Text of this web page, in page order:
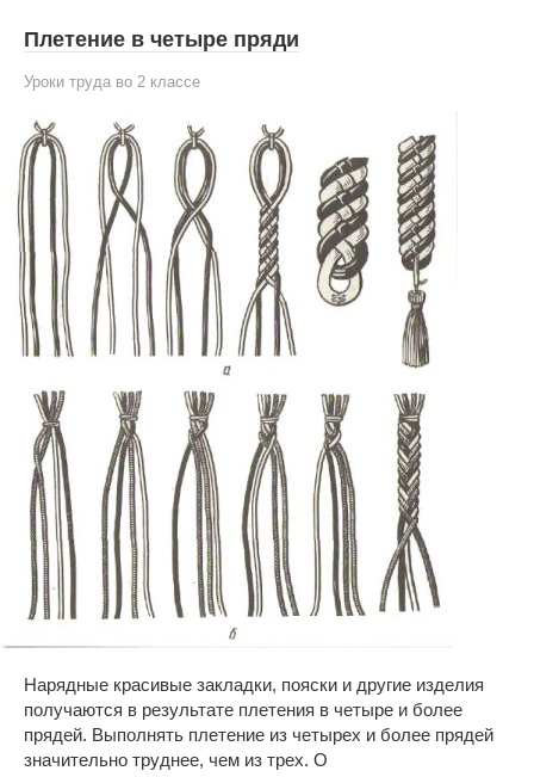
Плетение в четыре пряди
Уроки труда во 2 классе
Нарядные красивые закладки, пояски и другие изделия
получаются в результате плетения в четыре и более
прядей. Выполнять плетение из четырех и более прядей
значительно труднее, чем из трех. О